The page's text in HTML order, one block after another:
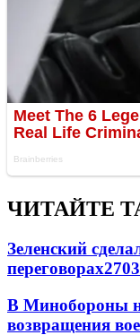
ЧИТАЙТЕ
Зеленский
переговорах
В Минобороны
возвращения